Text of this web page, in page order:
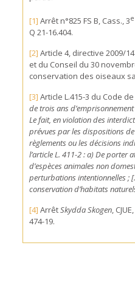
[1] Arrêt n°825 FS B, Cass., 3e
Q 21-16.404.
[2] Article 4, directive 2009/
et du Conseil du 30
conservation des oiseaux
[3] Article L.415-3 du Code
de trois ans
Le fait, en violation des
prévues par les dispositions
règlements ou les décisions
l’article L. 411-2 : a) De porter
d’espèces animales non
perturbations intentionnelles ;
conservation d’habitats
[4] ArrêtSkydda Skogen,
474-19.